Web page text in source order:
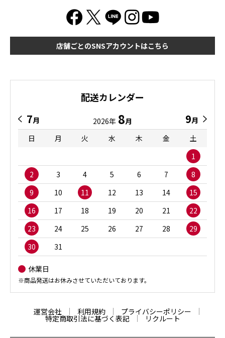
店舗ごとのSNSアカウントはこちら
配送カレンダー
7月 2026年 8月 9月
日
月 火 水 木 金
土
1
2
3 4 5 6 7
8
9
10 11 12 13 14
15
16
17 18 19 20 21
22
23
24 25 26 27 28
29
30
31
休業日
※商品発送はお休みさせていただいております。
運営会社 利用規約 プライバシーポリシー
特定商取引法に基づく表記 リクルート